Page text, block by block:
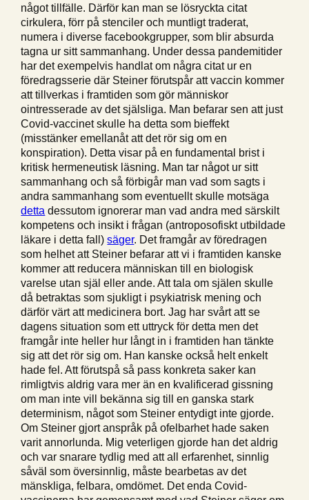
något tillfälle. Därför kan man se lösryckta citat
cirkulera, förr på stenciler och muntligt traderat,
numera i diverse facebookgrupper, som blir absurda
tagna ur sitt sammanhang. Under dessa pandemitider
har det exempelvis handlat om några citat ur en
föredragsserie där Steiner förutspår att vaccin kommer
att tillverkas i framtiden som gör människor
ointresserade av det själsliga. Man befarar sen att just
Covid-vaccinet skulle ha detta som bieffekt
(misstänker emellanåt att det rör sig om en
konspiration). Detta visar på en fundamental brist i
kritisk hermeneutisk läsning. Man tar något ur sitt
sammanhang och så förbigår man vad som sagts i
andra sammanhang som eventuellt skulle motsäga
detta dessutom ignorerar man vad andra med särskilt
kompetens och insikt i frågan (antroposofiskt utbildade
läkare i detta fall)säger. Det framgår av föredragen
som helhet att Steiner befarar att vi i framtiden kanske
kommer att reducera människan till en biologisk
varelse utan själ eller ande. Att tala om själen skulle
då betraktas som sjukligt i psykiatrisk mening och
därför värt att medicinera bort. Jag har svårt att se
dagens situation som ett uttryck för detta men det
framgår inte heller hur långt in i framtiden han tänkte
sig att det rör sig om. Han kanske också helt enkelt
hade fel. Att förutspå så pass konkreta saker kan
rimligtvis aldrig vara mer än en kvalificerad gissning
om man inte vill bekänna sig till en ganska stark
determinism, något som Steiner entydigt inte gjorde.
Om Steiner gjort anspråk på ofelbarhet hade saken
varit annorlunda. Mig veterligen gjorde han det aldrig
och var snarare tydlig med att all erfarenhet, sinnlig
såväl som översinnlig, måste bearbetas av det
mänskliga, felbara, omdömet. Det enda Covid-